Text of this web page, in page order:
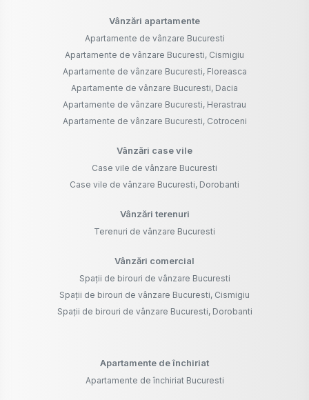
Vânzări apartamente
Apartamente de vânzare Bucuresti
Apartamente de vânzare Bucuresti, Cismigiu
Apartamente de vânzare Bucuresti, Floreasca
Apartamente de vânzare Bucuresti, Dacia
Apartamente de vânzare Bucuresti, Herastrau
Apartamente de vânzare Bucuresti, Cotroceni
Vânzări case vile
Case vile de vânzare Bucuresti
Case vile de vânzare Bucuresti, Dorobanti
Vânzări terenuri
Terenuri de vânzare Bucuresti
Vânzări comercial
Spații de birouri de vânzare Bucuresti
Spații de birouri de vânzare Bucuresti, Cismigiu
Spații de birouri de vânzare Bucuresti, Dorobanti
Apartamente de închiriat
Apartamente de închiriat Bucuresti